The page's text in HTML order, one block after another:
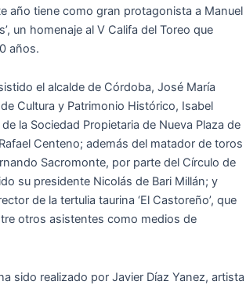
año tiene como gran protagonista a Manuel
un homenaje al V Califa del Toreo que
años.
el alcalde de Córdoba, José María
Cultura y Patrimonio Histórico, Isabel
la Sociedad Propietaria de Nueva Plaza de
Centeno; además del matador de toros
Sacromonte, por parte del Círculo de
su presidente Nicolás de Bari Millán; y
de la tertulia taurina ‘El Castoreño’, que
otros asistentes como medios de
sido realizado por Javier Díaz Yanez, artista